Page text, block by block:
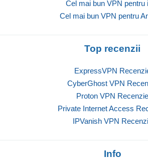
Cel mai bun VPN pentru
Cel mai bun VPN pentru
Top recenzii
ExpressVPN
CyberGhost VPN
Proton VPN Recenzie
Private Internet Access
IPVanish VPN
Info